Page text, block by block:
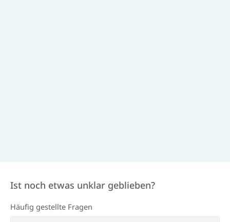
Ist noch etwas unklar geblieben?
Häufig gestellte Fragen